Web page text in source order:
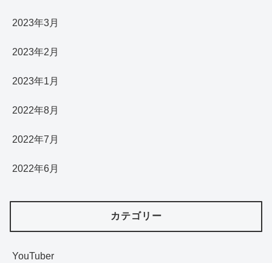
2023年3月
2023年2月
2023年1月
2022年8月
2022年7月
2022年6月
カテゴリー
YouTuber